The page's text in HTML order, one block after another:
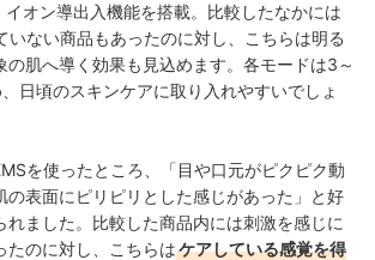
イオン導出入機能を搭載。比較したなかには
いない商品もあったのに対し、こちらは明る
の肌へ導く効果も見込めます。各モードは3～
日頃のスキンケアに取り入れやすいでしょ
を使ったところ、「目や口元がピクピク動
の表面にピリピリとした感じがあった」と好
れました。比較した商品内には刺激を感じに
たのに対し、こちらはケアしている感覚を得